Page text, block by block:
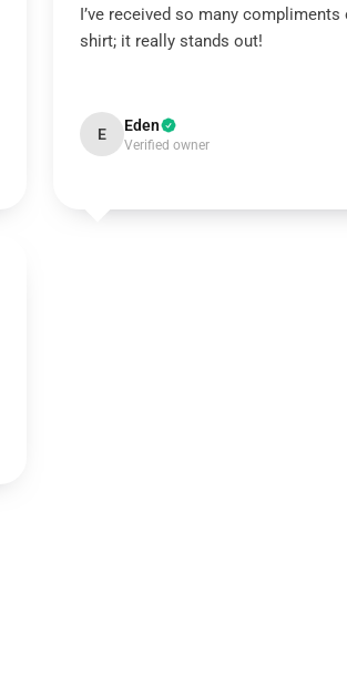
I’ve received so many compliments
shirt; it really stands out!
E Eden
Verified owner